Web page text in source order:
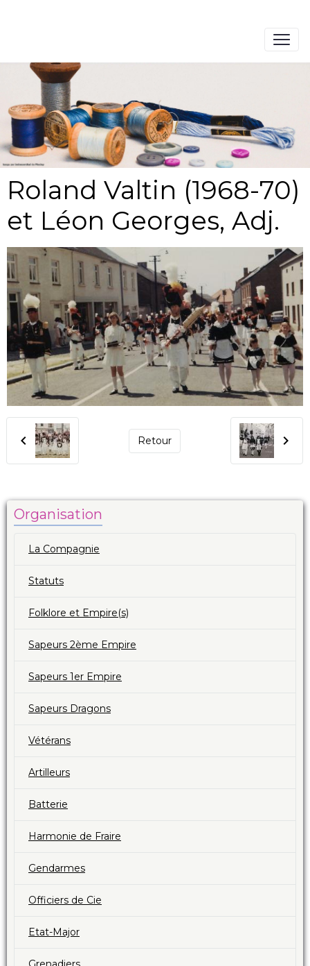
Roland Valtin (1968-70)
et Léon Georges, Adj.
Retour
Organisation
La Compagnie
Statuts
Folklore et Empire(s)
Sapeurs 2ème Empire
Sapeurs 1er Empire
Sapeurs Dragons
Vétérans
Artilleurs
Batterie
Harmonie de Fraire
Gendarmes
Officiers de Cie
Etat-Major